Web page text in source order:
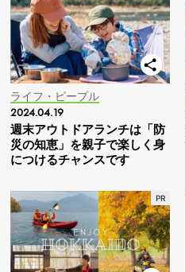
ライフ・ピープル
2024.04.19
週末アウトドアランチは「防
災の知恵」を親子で楽しく身
につけるチャンスです